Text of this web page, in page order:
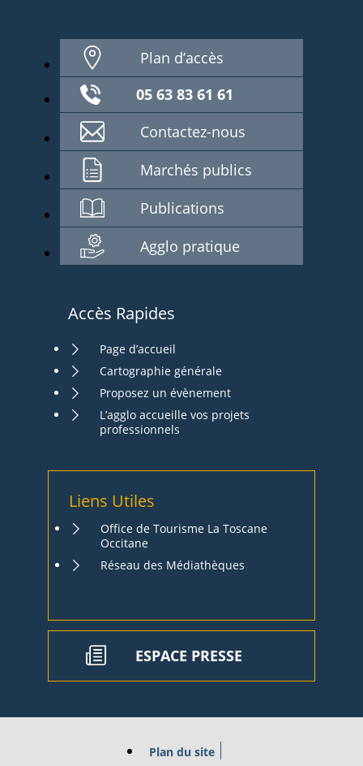
Plan d’accès
05 63 83 61 61
Contactez-nous
Marchés publics
Publications
Agglo pratique
Accès Rapides
Page d’accueil
Cartographie générale
Proposez un évènement
L’agglo accueille vos projets
professionnels
Liens Utiles
Office de Tourisme La Toscane
Occitane
Réseau des Médiathèques
ESPACE PRESSE
Plan du site